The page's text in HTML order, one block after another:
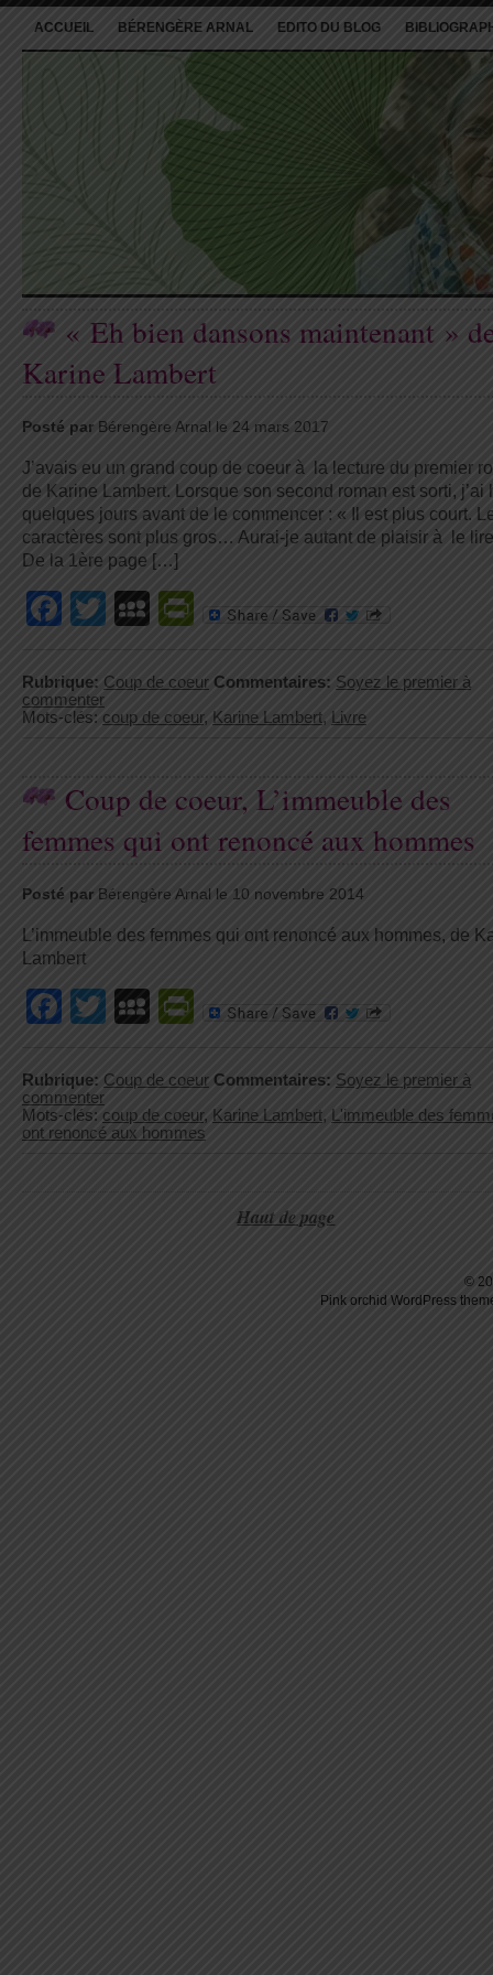
ACCUEIL BÉRENGÈRE ARNAL EDITO DU BLOG
« Eh bien dansons maintenant »
Karine Lambert
Posté par Bérengère Arnal le 24 mars 2017
J’avais eu un grand coup de coeur à la lecture du premier
de Karine Lambert. Lorsque son second roman est sorti, j’ai
quelques jours avant de le commencer : « Il est plus court.
caractères sont plus gros… Aurai-je autant de plaisir à le
De la 1ère page […]
Facebook
TwitterMySpace
PrintFriendly
Rubrique: Coup de coeur Commentaires: Soyez le premier à
commenter
Mots-clés: coup de coeur, Karine Lambert, Livre
Coup de coeur, L’immeuble des
femmes qui ont renoncé aux hommes
Posté par Bérengère Arnal le 10 novembre 2014
L’immeuble des femmes qui ont renoncé aux hommes, de
Lambert
Facebook
TwitterMySpace
PrintFriendly
Rubrique: Coup de coeur Commentaires: Soyez le premier à
commenter
Mots-clés: coup de coeur, Karine Lambert,
L'immeuble des
ont renoncé aux hommes
Haut de page
©
Pink orchid WordPress